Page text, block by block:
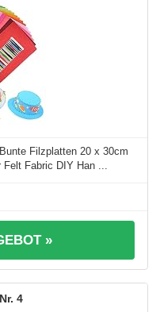
Filzplatten 20 x 30cm
Fabric DIY Han ...
»
4